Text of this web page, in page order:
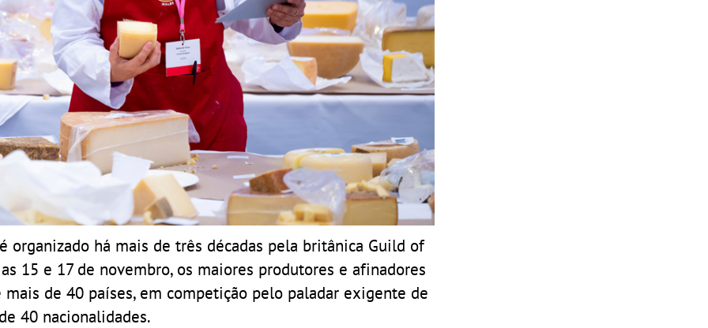
organizado há mais de três décadas pela britânica Guild of
15 e 17 de novembro, os maiores produtores e afinadores
de 40 países, em competição pelo paladar exigente de
40 nacionalidades.